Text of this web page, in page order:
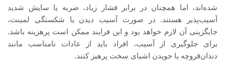
شده‌اند، اما همچنان در برابر فشار زیاد، ضربه یا سایش شدید
آسیب‌پذیر هستند. در صورت آسیب دیدن یا شکستگی لمینت،
جایگزینی آن لازم خواهد بود و این فرایند ممکن است پرهزینه باشد.
برای جلوگیری از آسیب، افراد باید از عادات نامناسب مانند
دندان‌قروچه یا جویدن اشیای سخت پرهیز کنند.